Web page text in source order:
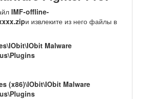
IMF-offline-
и извлеките из него файлы в
Malware
(x86)\IObit\IObit Malware